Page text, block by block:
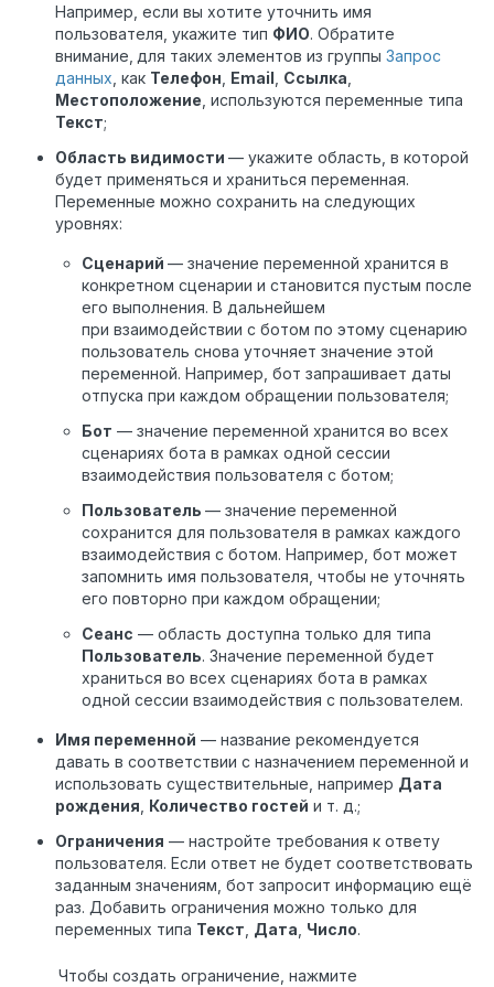
Например, если вы хотите уточнить имя
пользователя, укажите тип ФИО. Обратите
внимание, для таких элементов из группы Запрос
данных , как Телефон Email Ссылка
Местоположение , используются переменные типа
Текст;
Область видимости — укажите область, в которой
будет применяться и храниться переменная.
Переменные можно сохранить на следующих
уровнях:
Сценарий — значение переменной хранится в
конкретном сценарии и становится пустым после
его выполнения. В дальнейшем
при взаимодействии с ботом по этому сценарию
пользователь снова уточняет значение этой
переменной. Например, бот запрашивает даты
отпуска при каждом обращении пользователя;
Бот — значение переменной хранится во всех
сценариях бота в рамках одной сессии
взаимодействия пользователя с ботом;
Пользователь — значение переменной
сохранится для пользователя в рамках каждого
взаимодействия с ботом. Например, бот может
запомнить имя пользователя, чтобы не уточнять
его повторно при каждом обращении;
Сеанс — область доступна только для типа
Пользователь. Значение переменной будет
храниться во всех сценариях бота в рамках
одной сессии взаимодействия с пользователем.
Имя переменной — название рекомендуется
давать в соответствии с назначением переменной и
использовать существительные, например Дата
рождения Количество гостей и т. д.;
Ограничения — настройте требования к ответу
пользователя. Если ответ не будет соответствовать
заданным значениям, бот запросит информацию ещё
раз. Добавить ограничения можно только для
переменных типа Текст Дата Число.
Чтобы создать ограничение, нажмите